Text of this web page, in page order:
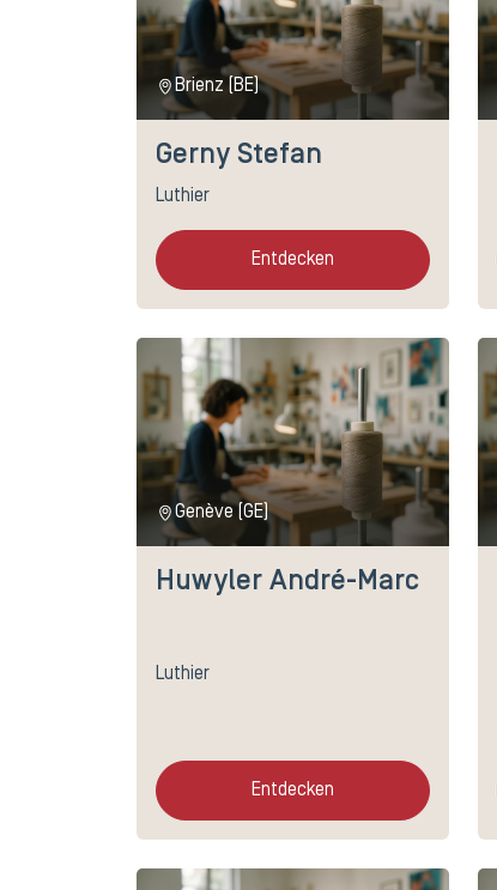
Brienz (BE)
Gerny Stefan
Luthier
Entdecken
Genève (GE)
Huwyler André-Marc
Luthier
Entdecken